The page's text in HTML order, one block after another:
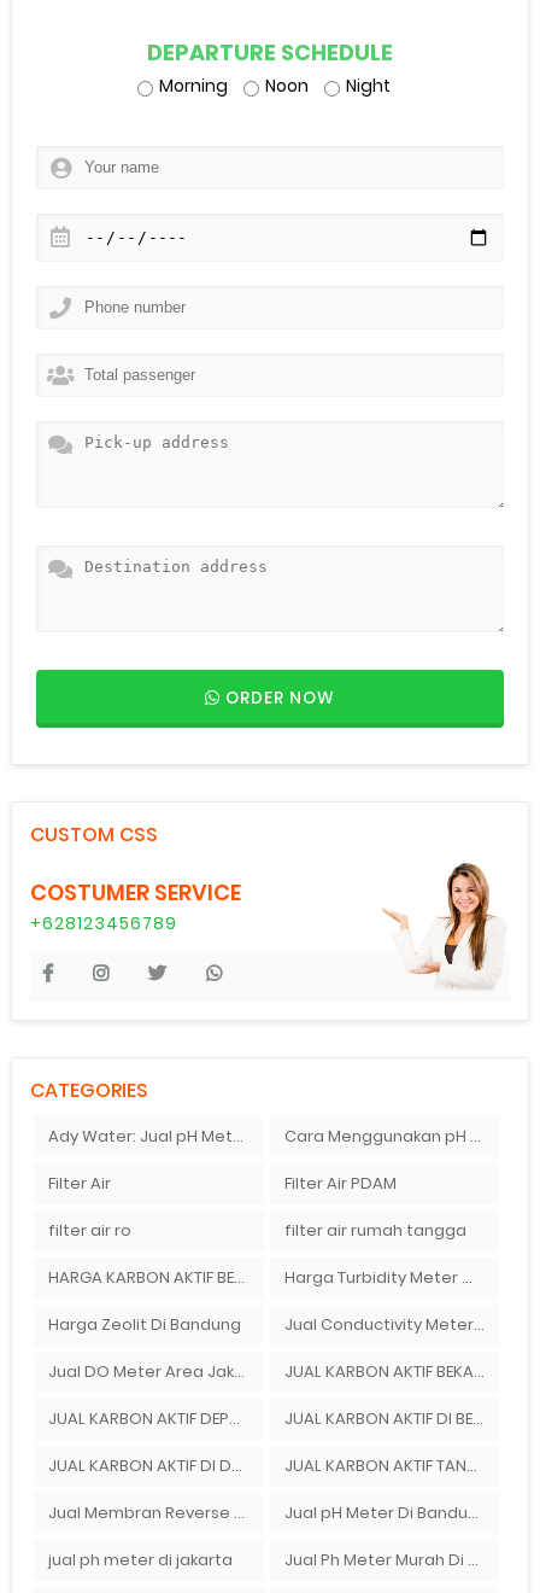
DEPARTURE SCHEDULE
Morning Noon Night
ORDER NOW
CUSTOM CSS
COSTUMER SERVICE
+628123456789
CATEGORIES
Ady Water: Jual pH Meter Merek Ionix Cara Menggunakan pH Meter Digital | Ady Water Menjual pH Meter
Filter Air Filter Air PDAM
filter air ro filter air rumah tangga
HARGA KARBON AKTIF BEKASI Harga Turbidity Meter Murah Di Bekasi Timur
Harga Zeolit Di Bandung Jual Conductivity Meter Di Ady Water
Jual DO Meter Area Jakarta JUAL KARBON AKTIF BEKASI
JUAL KARBON AKTIF DEPOK JUAL KARBON AKTIF DI BEKASI
JUAL KARBON AKTIF DI DEPOK JUAL KARBON AKTIF TANGERANG
Jual Membran Reverse Osmosis Di Bekasi Jual pH Meter Di Bandung
jual ph meter di jakarta Jual Ph Meter Murah Di Bandung